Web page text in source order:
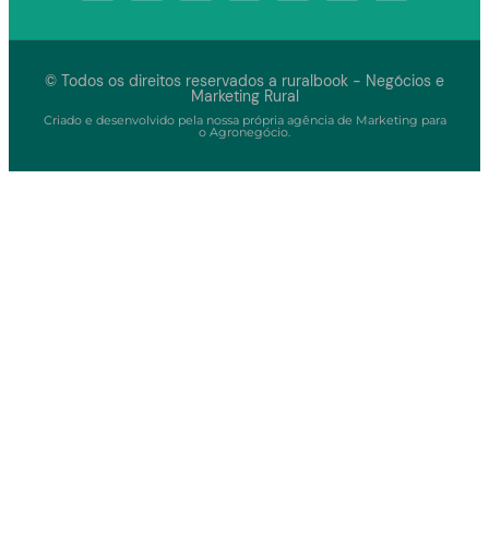
© Todos os direitos reservados a ruralbook - Negócios e
Marketing Rural
Criado e desenvolvido pela nossa própria agência de Marketing para
o Agronegócio.